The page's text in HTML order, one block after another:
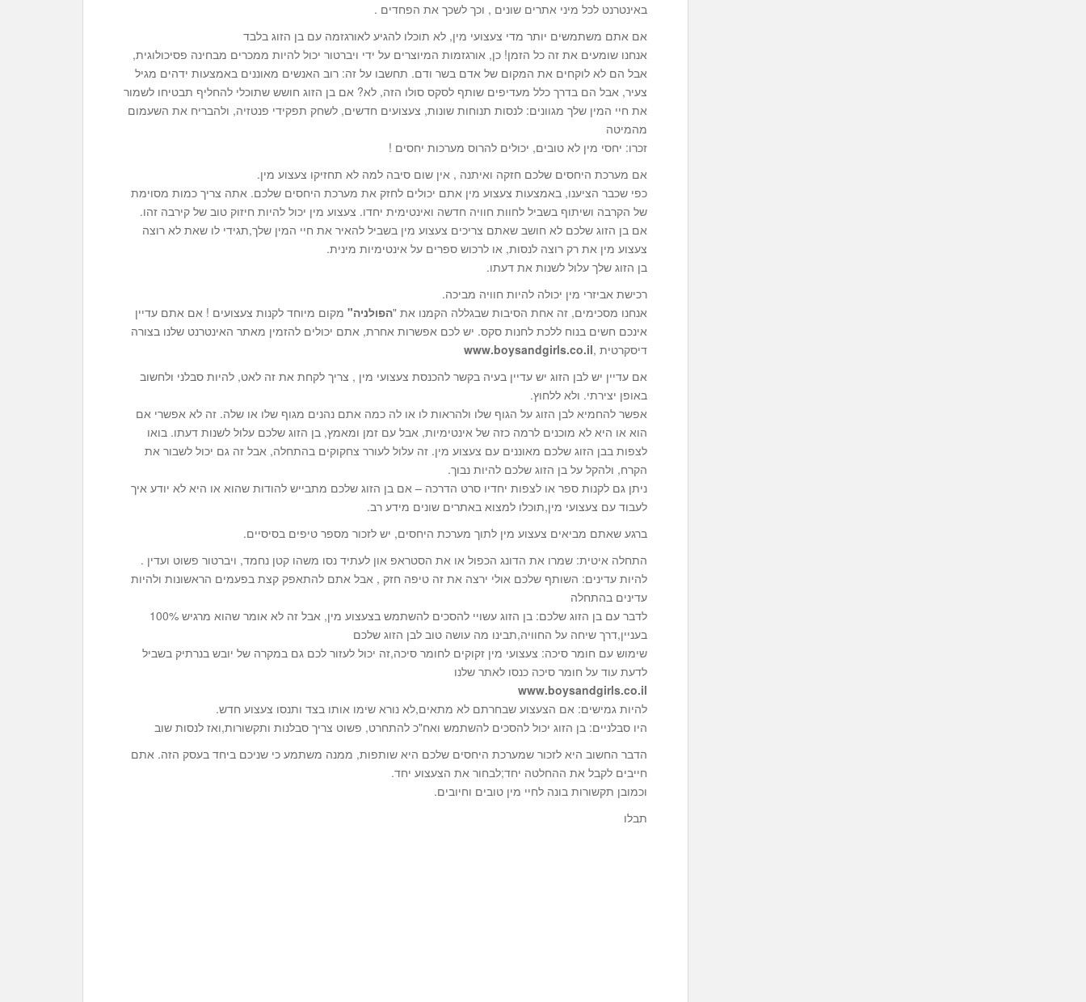
באינטרנט לכל מיני אתרים שונים , וכך לשכך את הפחדים .
אם אתם משתמשים יותר מדי צעצועי מין, לא תוכלו להגיע לאורגזמה עם בן הזוג בלבד
אנחנו שומעים את זה כל הזמן! כן, אורגזמות המיוצרים על ידי ויברטור יכול להיות ממכרים מבחינה פסיכולוגית,
אבל הם לא לוקחים את המקום של אדם בשר ודם. תחשבו על זה: רוב האנשים מאוננים באמצעות ידהים מגיל
צעיר, אבל הם בדרך כלל מעדיפים שותף לסקס סולו הזה, לא? אם בן הזוג חושש שתוכלי להחליף תבטיחו לשמור
את חיי המין שלך מגוונים: לנסות תנוחות שונות, צעצועים חדשים, לשחק תפקידי פנטזיה, ולהבריח את השעמום
מהמיטה
זכרו: יחסי מין לא טובים, יכולים להרוס מערכות יחסים !
אם מערכת היחסים שלכם חזקה ואיתנה , אין שום סיבה למה לא תחזיקו צעצוע מין.
כפי שכבר הציענו, באמצעות צעצוע מין אתם יכולים לחזק את מערכת היחסים שלכם. אתה צריך כמות מסוימת
של הקרבה ושיתוף בשביל לחוות חוויה חדשה ואינטימית יחדו. צעצוע מין יכול להיות חיזוק טוב של קירבה זהו.
אם בן הזוג שלכם לא חושב שאתם צריכים צעצוע מין בשביל להאיר את חיי המין שלך,תגידי לו שאת לא רוצה
צעצוע מין את רק רוצה לנסות, או לרכוש ספרים על אינטימיות מינית.
בן הזוג שלך עלול לשנות את דעתו.
רכישת אביזרי מין יכולה להיות חוויה מביכה.
אנחנו מסכימים, זה אחת הסיבות שבגללה הקמנו את "הפולניה" מקום מיוחד לקנות צעצועים ! אם אתם עדיין
אינכם חשים בנוח ללכת לחנות סקס. יש לכם אפשרות אחרת, אתם יכולים להזמין מאתר האינטרנט שלנו בצורה
דיסקרטית ,www.boysandgirls.co.il
אם עדיין יש לבן הזוג יש עדיין בעיה בקשר להכנסת צעצועי מין , צריך לקחת את זה לאט, להיות סבלני ולחשוב
באופן יצירתי. ולא ללחוץ.
אפשר להחמיא לבן הזוג על הגוף שלו ולהראות לו או לה כמה אתם נהנים מגוף שלו או שלה. זה לא אפשרי אם
הוא או היא לא מוכנים לרמה כזה של אינטימיות, אבל עם זמן ומאמץ, בן הזוג שלכם עלול לשנות דעתו. בואו
לצפות בבן הזוג שלכם מאוננים עם צעצוע מין. זה עלול לעורר צחקוקים בהתחלה, אבל זה גם יכול לשבור את
הקרח, ולהקל על בן הזוג שלכם להיות נבוך.
ניתן גם לקנות ספר או לצפות יחדיו סרט הדרכה – אם בן הזוג שלכם מתבייש להודות שהוא או היא לא יודע איך
לעבוד עם צעצועי מין,תוכלו למצוא באתרים שונים מידע רב.
ברגע שאתם מביאים צעצוע מין לתוך מערכת היחסים, יש לזכור מספר טיפים בסיסיים.
התחלה איטית: שמרו את הדונג הכפול או את הסטראפ און לעתיד נסו משהו קטן נחמד, ויברטור פשוט ועדין .
להיות עדינים: השותף שלכם אולי ירצה את זה טיפה חזק , אבל אתם להתאפק קצת בפעמים הראשונות ולהיות
עדינים בהתחלה
לדבר עם בן הזוג שלכם: בן הזוג עשויי להסכים להשתמש בצעצוע מין, אבל זה לא אומר שהוא מרגיש 100%
בעניין,דרך שיחה על החוויה,תבינו מה עושה טוב לבן הזוג שלכם
שימוש עם חומר סיכה: צעצועי מין זקוקים לחומר סיכה,זה יכול לעזור לכם גם במקרה של יובש בנרתיק בשביל
לדעת עוד על חומר סיכה כנסו לאתר שלנו
www.boysandgirls.co.il
להיות גמישים: אם הצעצוע שבחרתם לא מתאים,לא נורא שימו אותו בצד ותנסו צעצוע חדש.
היו סבלניים: בן הזוג יכול להסכים להשתמש ואח"כ להתחרט, פשוט צריך סבלנות ותקשורות,ואז לנסות שוב
הדבר החשוב היא לזכור שמערכת היחסים שלכם היא שותפות, ממנה משתמע כי שניכם ביחד בעסק הזה. אתם
חייבים לקבל את ההחלטה יחד;לבחור את הצעצוע יחד.
וכמובן תקשורות בונה לחיי מין טובים וחיובים.
תבלו